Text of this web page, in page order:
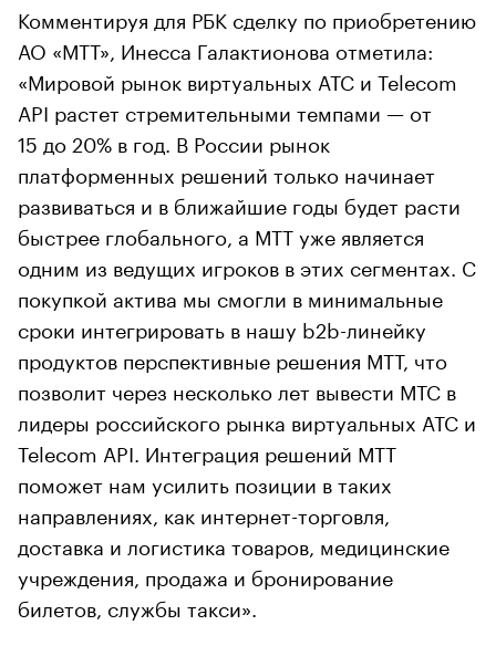
Комментируя для РБК сделку по приобретению
АО «МТТ», Инесса Галактионова отметила:
«Мировой рынок виртуальных АТС и Telecom
API растет стремительными темпами — от
15 до 20% в год. В России рынок
платформенных решений только начинает
развиваться и в ближайшие годы будет расти
быстрее глобального, а МТТ уже является
одним из ведущих игроков в этих сегментах. С
покупкой актива мы смогли в минимальные
сроки интегрировать в нашу b2b-линейку
продуктов перспективные решения МТТ, что
позволит через несколько лет вывести МТС в
лидеры российского рынка виртуальных АТС и
Telecom API. Интеграция решений МТТ
поможет нам усилить позиции в таких
направлениях, как интернет-торговля,
доставка и логистика товаров, медицинские
учреждения, продажа и бронирование
билетов, службы такси».